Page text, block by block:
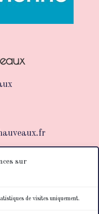
sur
de visites uniquement.